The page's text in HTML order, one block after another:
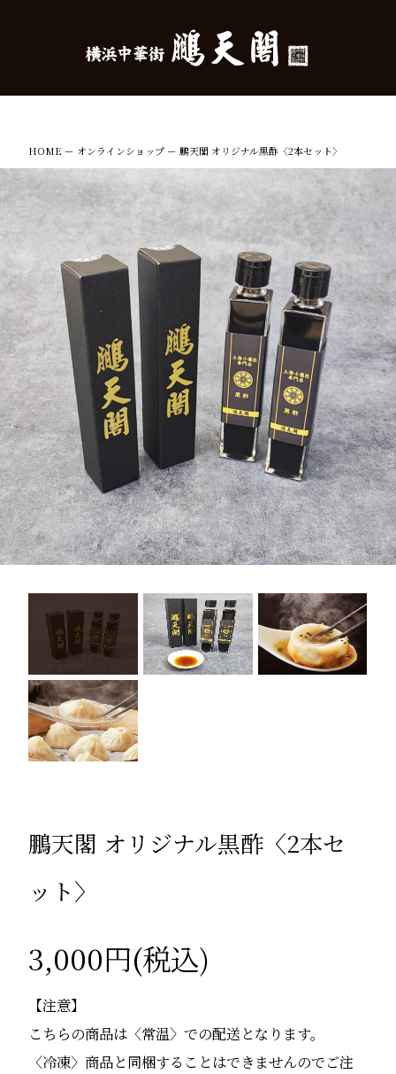
HOME － オンラインショップ －鵬天閣 オリジナル黒酢〈2本セット〉
鵬天閣 オリジナル黒酢〈2本セ
ット〉
3,000円(税込)
【注意】
こちらの商品は〈常温〉での配送となります。
〈冷凍〉商品と同梱することはできませんのでご注